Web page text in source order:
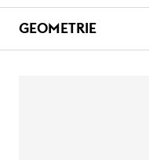
GEOMETRIE